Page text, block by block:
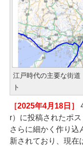
江戸時代の主要な街
ト
［2025年4月18日］
r）に投稿されたポ
さらに細かく作り込
新されており、現在